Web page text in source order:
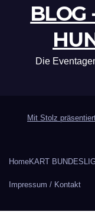
Die
Mit Stolz
HomeKART
Impressum / Kontakt